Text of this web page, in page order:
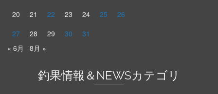
20
21 22 23 24 25
26
27
28 29 30
31
« 6月
8月 »
釣果情報＆NEWSカテゴリ